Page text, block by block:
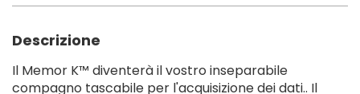
Descrizione
Il Memor K™ diventerà il vostro inseparabile
compagno tascabile per l'acquisizione dei dati.. Il